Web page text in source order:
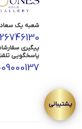
شعبه یک
پیگیری
پاسخگویی تلفنی 11